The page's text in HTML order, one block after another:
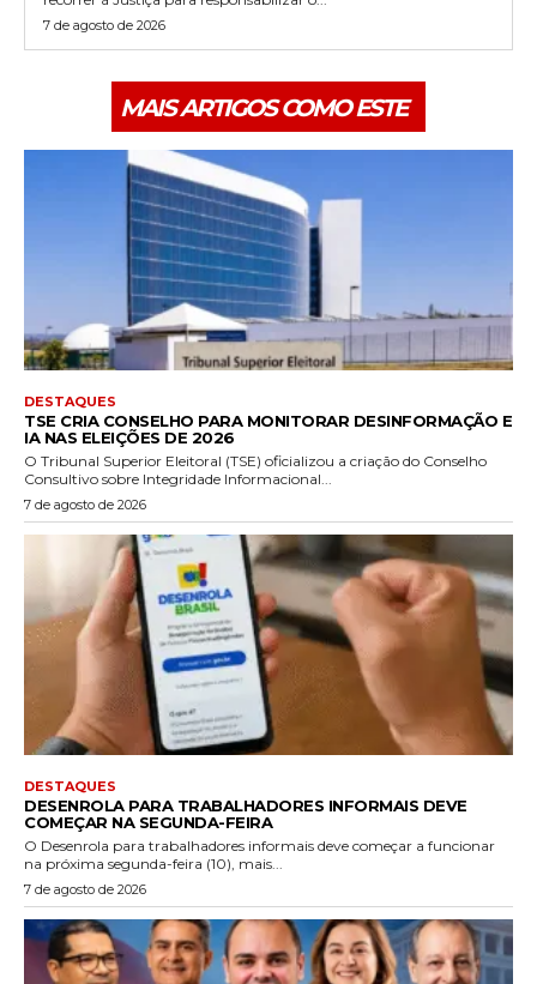
7 de agosto de 2026
MAIS ARTIGOS COMO ESTE
DESTAQUES
TSE CRIA CONSELHO PARA MONITORAR DESINFORMAÇÃO E
IA NAS ELEIÇÕES DE 2026
O Tribunal Superior Eleitoral (TSE) oficializou a criação do Conselho
Consultivo sobre Integridade Informacional...
7 de agosto de 2026
DESTAQUES
DESENROLA PARA TRABALHADORES INFORMAIS DEVE
COMEÇAR NA SEGUNDA-FEIRA
O Desenrola para trabalhadores informais deve começar a funcionar
na próxima segunda-feira (10), mais...
7 de agosto de 2026